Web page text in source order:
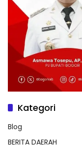
Kategori
Blog
BERITA DAERAH